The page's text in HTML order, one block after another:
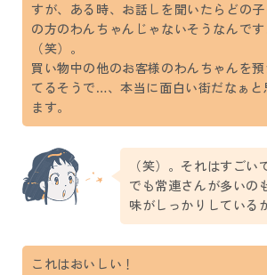
すが、ある時、お話しを聞いたらどの子
の方のわんちゃんじゃないそうなんです
（笑）。
買い物中の他のお客様のわんちゃんを預
てるそうで…、本当に面白い街だなぁと
ます。
（笑）。それはすごい
でも常連さんが多いの
味がしっかりしている
これはおいしい！